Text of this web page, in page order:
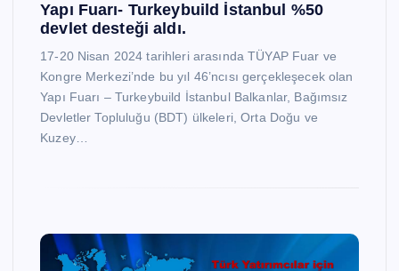
Yapı Fuarı- Turkeybuild İstanbul %50
devlet desteği aldı.
17-20 Nisan 2024 tarihleri arasında TÜYAP Fuar ve
Kongre Merkezi’nde bu yıl 46’ncısı gerçekleşecek olan
Yapı Fuarı – Turkeybuild İstanbul Balkanlar, Bağımsız
Devletler Topluluğu (BDT) ülkeleri, Orta Doğu ve
Kuzey…